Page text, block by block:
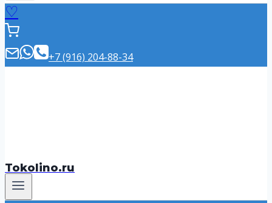
♡
+7 (916) 204-88-34
Tokolino.ru